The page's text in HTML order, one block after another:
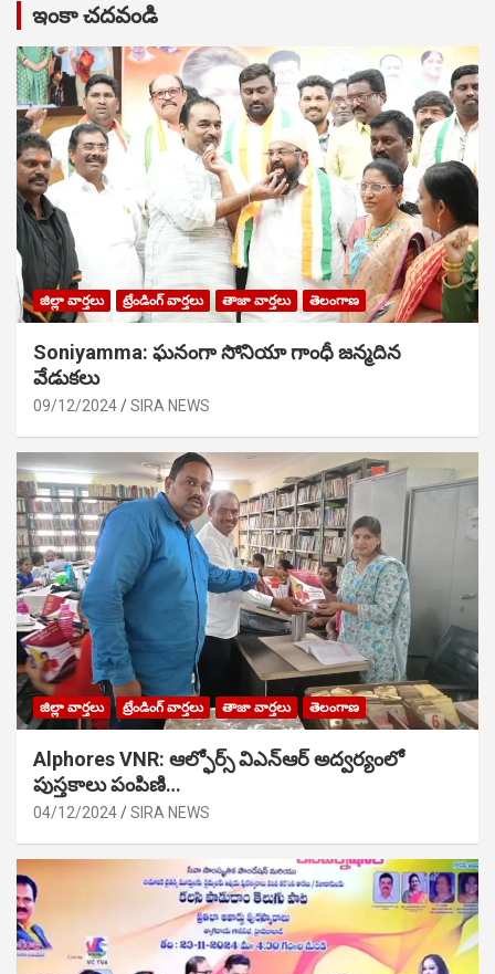
ఇంకా చదవండి
జిల్లా వార్తలు ట్రేండింగ్ వార్తలు తాజా వార్తలు తెలంగాణ
Soniyamma: ఘ‌నంగా సోనియా గాంధీ జ‌న్మ‌దిన
వేడుక‌లు
09/12/2024 SIRA NEWS
జిల్లా వార్తలు ట్రేండింగ్ వార్తలు తాజా వార్తలు తెలంగాణ
Alphores VNR: ఆల్ఫోర్స్ విఎన్ఆర్ అద్వర్యంలో
పుస్తకాలు పంపిణి…
04/12/2024 SIRA NEWS